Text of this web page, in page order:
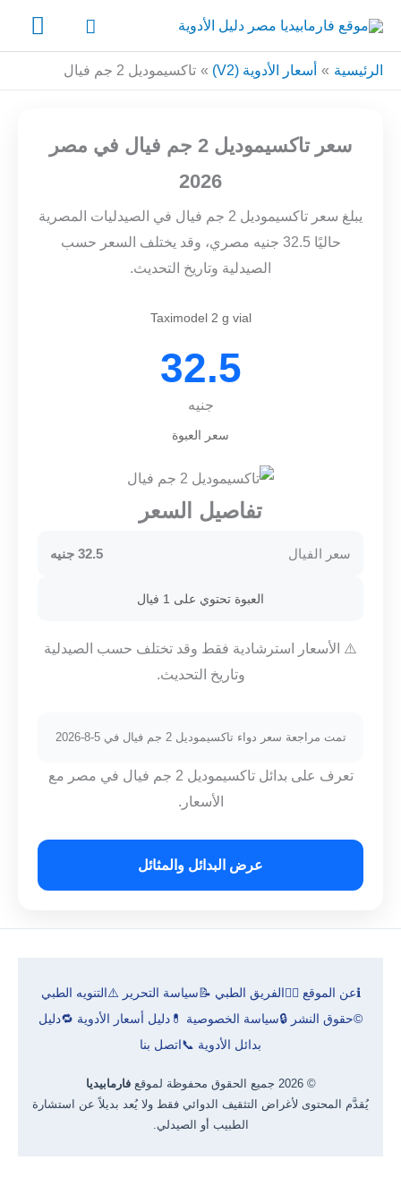
إلى
المحتوى
البحث
الرئيسية أسعار الأدوية (V2) تاكسيموديل 2 جم فيال
سعر تاكسيموديل 2 جم فيال في مصر
2026
يبلغ سعر تاكسيموديل 2 جم فيال في الصيدليات المصرية
حاليًا 32.5 جنيه مصري، وقد يختلف السعر حسب
الصيدلية وتاريخ التحديث.
Taximodel 2 g vial
32.5
جنيه
سعر العبوة
تفاصيل السعر
سعر الفيال 32.5 جنيه
العبوة تحتوي على 1 فيال
⚠️ الأسعار استرشادية فقط وقد تختلف حسب الصيدلية
وتاريخ التحديث.
تمت مراجعة سعر دواء تاكسيموديل 2 جم فيال في 5-8-2026
تعرف على بدائل تاكسيموديل 2 جم فيال في مصر مع
الأسعار.
عرض البدائل والمثائل
ℹ️عن الموقع 👨‍⚕️الفريق الطبي 📝سياسة التحرير ⚠️التنويه الطبي
©حقوق النشر 🔒سياسة الخصوصية 💊 دليل أسعار الأدوية 🔁دليل
بدائل الأدوية 📞اتصل بنا
© 2026 جميع الحقوق محفوظة لموقع
فارمابيديا
يُقدَّم المحتوى لأغراض التثقيف الدوائي فقط ولا يُعد بديلاً عن استشارة
الطبيب أو الصيدلي.